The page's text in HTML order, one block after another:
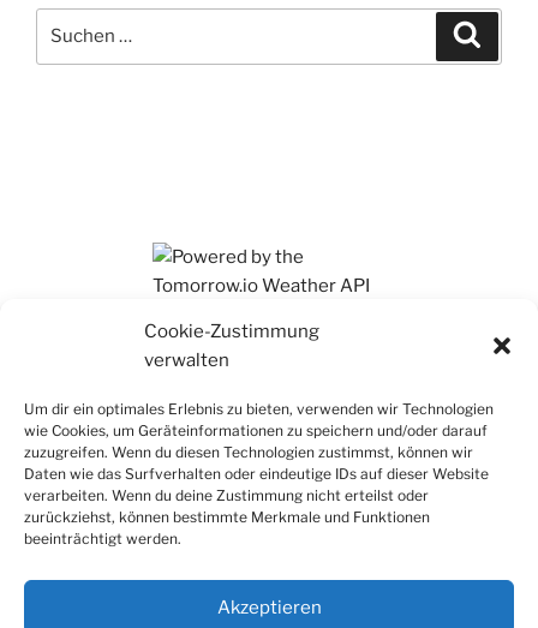
Cookie-Zustimmung
verwalten
Um dir ein optimales Erlebnis zu bieten, verwenden wir Technologien
wie Cookies, um Geräteinformationen zu speichern und/oder darauf
zuzugreifen. Wenn du diesen Technologien zustimmst, können wir
Daten wie das Surfverhalten oder eindeutige IDs auf dieser Website
verarbeiten. Wenn du deine Zustimmung nicht erteilst oder
zurückziehst, können bestimmte Merkmale und Funktionen
beeinträchtigt werden.
Akzeptieren
nach: